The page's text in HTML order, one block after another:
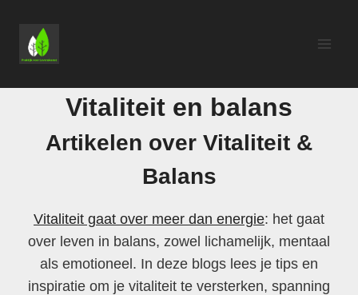
inhoud
Vitaliteit en balans
Artikelen over Vitaliteit &
Balans
Vitaliteit gaat over meer dan energie: het gaat
over leven in balans, zowel lichamelijk, mentaal
als emotioneel. In deze blogs lees je tips en
inspiratie om je vitaliteit te versterken, spanning